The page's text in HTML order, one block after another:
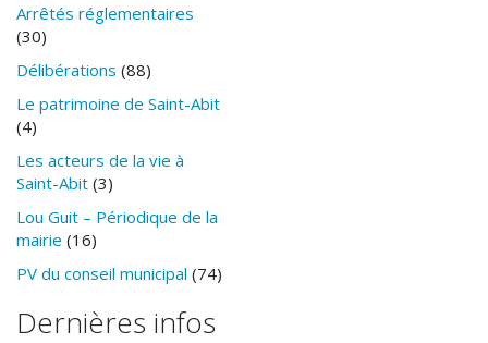
Arrêtés réglementaires
(30)
Délibérations (88)
Le patrimoine de Saint-Abit
(4)
Les acteurs de la vie à
Saint-Abit (3)
Lou Guit – Périodique de la
mairie (16)
PV du conseil municipal (74)
Dernières infos